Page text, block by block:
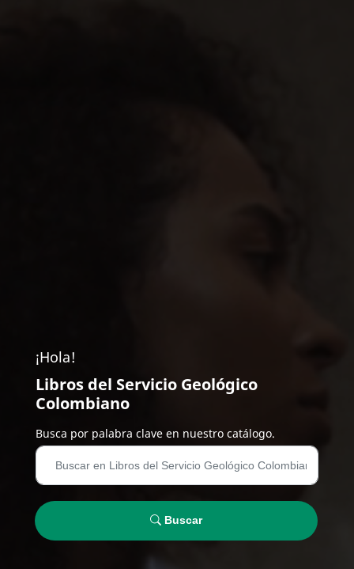
¡Hola!
Libros del Servicio Geológico
Colombiano
Busca por palabra clave en nuestro catálogo.
Buscar